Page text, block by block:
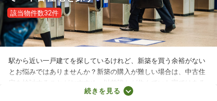
該当物件数32件
駅から近い一戸建てを探しているけれど、新築を買う余裕がない
とお悩みではありませんか？新築の購入が難しい場合は、中古住
宅を検討することがおすすめ。以前誰かが住んでいた家ではある
ものの、費用を大幅に抑えられるメリットがあります。ここで
続きを見る